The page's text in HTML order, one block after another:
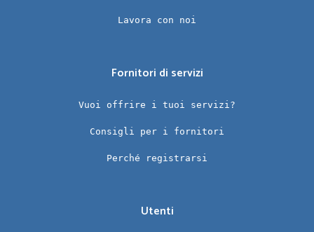
Lavora con noi
Fornitori di servizi
Vuoi offrire i tuoi servizi?
Consigli per i fornitori
Perché registrarsi
Utenti